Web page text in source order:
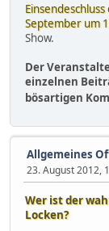
September um
Show.
Der
einzelnen
bösartigen
Allgemeines
23. August 2012,
Wer ist der
Locken?